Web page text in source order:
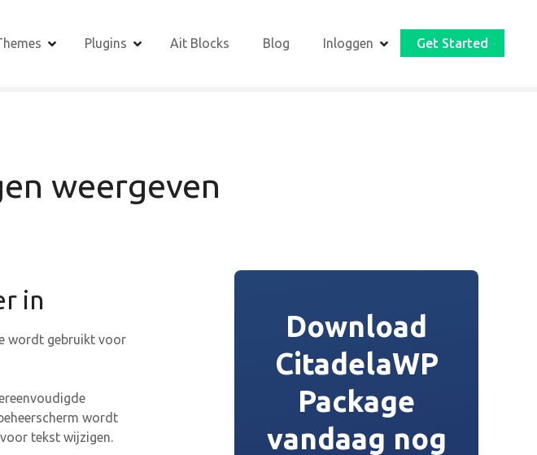
Plugins Ait Blocks Blog Inloggen Get Started
weergeven
in
wordt gebruikt voor
wordt
tekst wijzigen.
Download
CitadelaWP
Package
vandaag nog